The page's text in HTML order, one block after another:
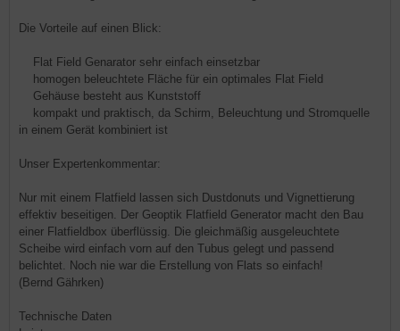
Die Vorteile auf einen Blick:
Flat Field Genarator sehr einfach einsetzbar
homogen beleuchtete Fläche für ein optimales Flat Field
Gehäuse besteht aus Kunststoff
kompakt und praktisch, da Schirm, Beleuchtung und Stromquelle
in einem Gerät kombiniert ist
Unser Expertenkommentar:
Nur mit einem Flatfield lassen sich Dustdonuts und Vignettierung
effektiv beseitigen. Der Geoptik Flatfield Generator macht den Bau
einer Flatfieldbox überflüssig. Die gleichmäßig ausgeleuchtete
Scheibe wird einfach vorn auf den Tubus gelegt und passend
belichtet. Noch nie war die Erstellung von Flats so einfach!
(Bernd Gährken)
Technische Daten